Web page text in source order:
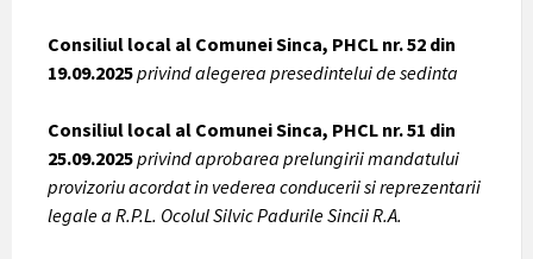
Consiliul local al Comunei Sinca, PHCL nr. 52 din
19.09.2025privind alegerea presedintelui de sedinta
Consiliul local al Comunei Sinca, PHCL nr. 51 din
25.09.2025privind aprobarea prelungirii mandatului
provizoriu acordat in vederea conducerii si reprezentarii
legale a R.P.L. Ocolul Silvic Padurile Sincii R.A.